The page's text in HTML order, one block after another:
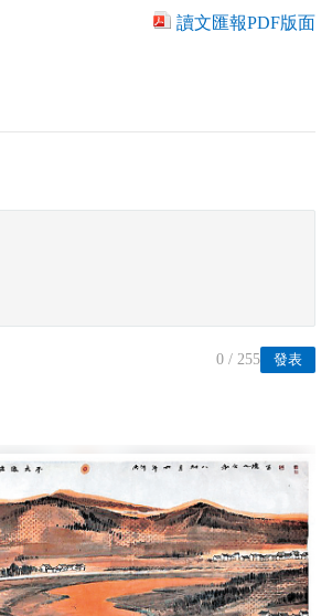
讀文匯報PDF版面
發表
0 / 255